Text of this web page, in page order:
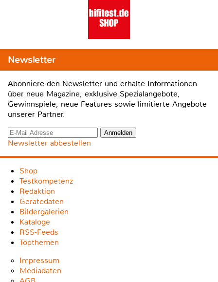
Newsletter
Abonniere den Newsletter und erhalte Informationen
über neue Magazine, exklusive Spezialangebote,
Gewinnspiele, neue Features sowie limitierte Angebote
unserer Partner.
Newsletter abbestellen
Shop
Testkompetenz
Redaktion
Gerätedaten
Bildergalerien
Kataloge
RSS-Feeds
Topthemen
Impressum
Mediadaten